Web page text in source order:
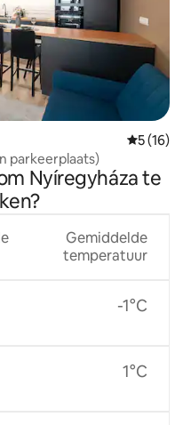
5 (16)
parkeerplaats)
Nyíregyháza te
Gemiddelde
temperatuur
-1°C
1°C